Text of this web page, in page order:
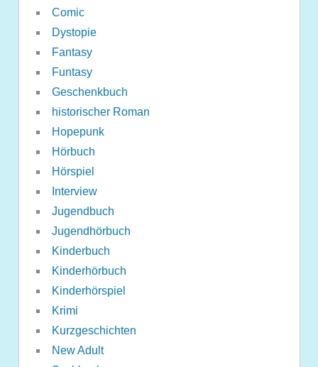
Comic
Dystopie
Fantasy
Funtasy
Geschenkbuch
historischer Roman
Hopepunk
Hörbuch
Hörspiel
Interview
Jugendbuch
Jugendhörbuch
Kinderbuch
Kinderhörbuch
Kinderhörspiel
Krimi
Kurzgeschichten
New Adult